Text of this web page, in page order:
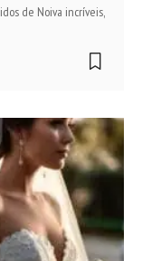
de Noiva incríveis,